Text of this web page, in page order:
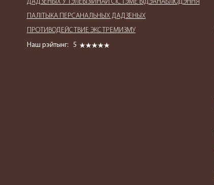
ДАДЗЕНЫХ У ТЭЛЕВІЗІЙНАЙ СІСТЭМЕ ВІДЭАНАБЛЮДЭННЯ
ПАЛIТЫКА ПЕРСАНАЛЬНЫХ ДАДЗЕНЫХ
ПРОТИВОДЕЙСТВИЕ ЭКСТРЕМИЗМУ
Наш рэйтынг:
5